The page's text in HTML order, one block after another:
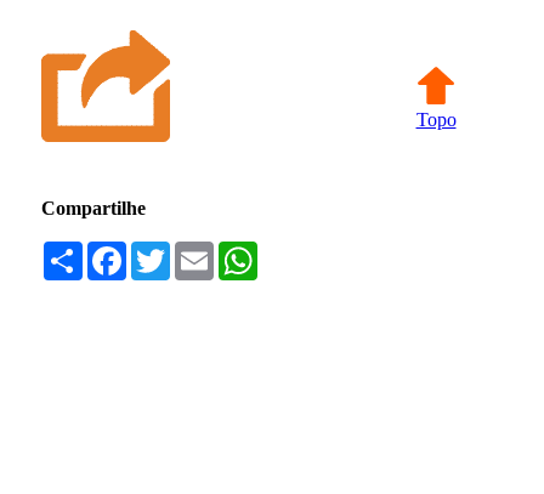
Topo
Compartilhe
Compartilhar
Facebook
TwitterEmail